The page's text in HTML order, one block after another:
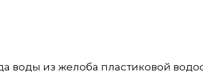
воды из желоба пластиковой